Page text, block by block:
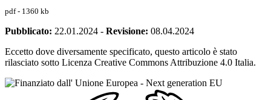
pdf - 1360 kb
Pubblicato: 22.01.2024 - Revisione: 08.04.2024
Eccetto dove diversamente specificato, questo articolo è stato
rilasciato sotto Licenza Creative Commons Attribuzione 4.0 Italia.